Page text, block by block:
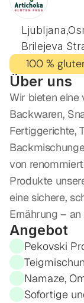
Ljubljana,
Brilejeva
100 %
Über uns
Wir bieten eine
Backwaren,
Fertiggerichte,
von
Produkte
eine sichere,
Ernährung –
Angebot
Pekovski
Namaze,
Sofortige